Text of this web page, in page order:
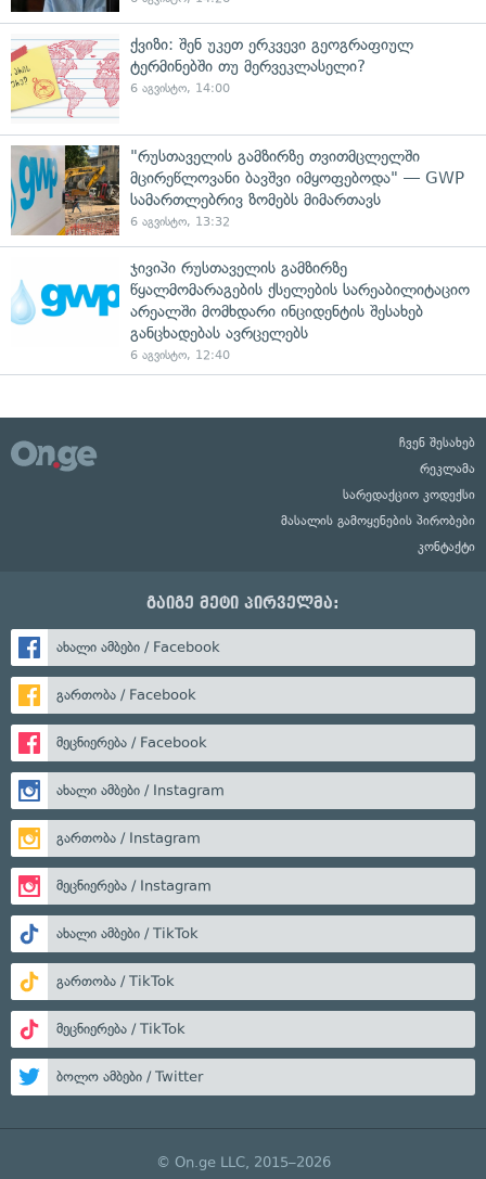
ქვიზი: შენ უკეთ ერკვევი გეოგრაფიულ
ტერმინებში თუ მერვეკლასელი?
6 აგვისტო, 14:00
"რუსთაველის გამზირზე თვითმცლელში
მცირეწლოვანი ბავშვი იმყოფებოდა" — GWP
სამართლებრივ ზომებს მიმართავს
6 აგვისტო, 13:32
ჯივიპი რუსთაველის გამზირზე
წყალმომარაგების ქსელების სარეაბილიტაციო
არეალში მომხდარი ინციდენტის შესახებ
განცხადებას ავრცელებს
6 აგვისტო, 12:40
ჩვენ შესახებ
რეკლამა
სარედაქციო კოდექსი
მასალის გამოყენების პირობები
კონტაქტი
გაიგე მეტი პირველმა:
ახალი ამბები / Facebook
გართობა / Facebook
მეცნიერება / Facebook
ახალი ამბები / Instagram
გართობა / Instagram
მეცნიერება / Instagram
ახალი ამბები / TikTok
გართობა / TikTok
მეცნიერება / TikTok
ბოლო ამბები / Twitter
© On.ge LLC, 2015–2026